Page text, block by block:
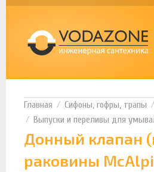
Сифоны, гофры, трапы
Выпуски и переливы для
Донный клапан
раковины